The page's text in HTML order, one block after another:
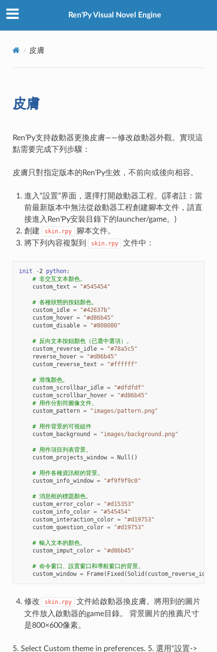
Ren'Py Visual Novel Engine
皮膚
皮膚
Ren’Py支持啟動器更換皮膚——修改啟動器外觀。實現這
點需要完成下列步驟：
皮膚只對指定版本的Ren’Py生效，不前向或後向相容。
進入“設置”界面，選擇打開啟動器工程。(譯者註：當
前最新版本中無法從啟動器工程創建腳本文件，請直
接進入Ren’Py安裝目錄下的launcher/game。)
創建
skin.rpy
腳本文件。
將下列內容複製到
skin.rpy 文件中：
init -2 python:
# 非交互文本顏色。
custom_text = "#545454"
# 各種狀態的按鈕顏色。
custom_idle =
"#42637b"
custom_hover =
"#d86b45"
custom_disable = "#808080"
# 反向文本按鈕顏色（已選中選項）。
custom_reverse_idle =
"#78a5c5"
reverse_hover =
"#d86b45"
custom_reverse_text = "#ffffff"
# 滑塊顏色。
custom_scrollbar_idle =
"#dfdfdf"
custom_scrollbar_hover =
"#d86b45"
# 用作分割符圖像文件。
custom_pattern = "images/pattern.png"
# 用作背景的可視組件
custom_background
= "images/background.png"
# 用作項目列表背景。
custom_projects_window = Null ()
# 用作各種資訊框的背景。
custom_info_window = "#f9f9f9c0"
# 消息框的標題顏色。
custom_error_color =
"#d15353"
custom_info_color =
"#545454"
custom_interaction_color =
"#d19753"
custom_question_color = "#d19753"
# 輸入文本的顏色。
custom_imput_color = "#d86b45"
# 命令窗口、設置窗口和導航窗口的背景。
custom_window = Frame( Fixed (Solid ( custom_reverse_idle
修改 skin.rpy
文件給啟動器換皮膚。將用到的圖片
文件放入啟動器的game目錄。 背景圖片的推薦尺寸
是800×600像素。
5. Select Custom theme in preferences. 5. 選用“設置->